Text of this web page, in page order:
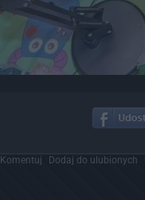
Komentuj Dodaj do ulubionych